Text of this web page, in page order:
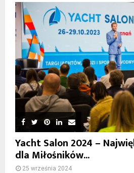
Yacht Salon 2024 –
dla Miłośników...
25 września 2024